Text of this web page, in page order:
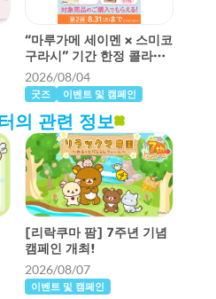
“마루가메 세이멘 × 스미코
구라시” 기간 한정 콜라보
레이션!2부가 시작되었습
니다!
2026/08/04
굿즈 이벤트 및 캠페인
의 관련 정보
[리락쿠마 팜] 7주년 기념
캠페인 개최!
2026/08/07
이벤트 및 캠페인